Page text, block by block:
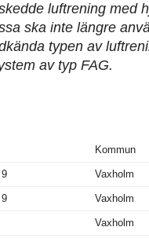
luftrening med
ska inte längre
typen av
av typ FAG.
Kommun
Vaxholm
Vaxholm
Vaxholm